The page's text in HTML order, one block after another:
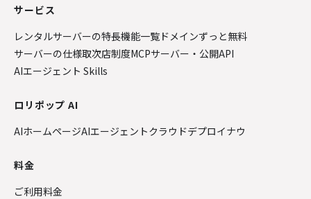
サービス
レンタルサーバーの特長機能一覧 ドメインずっと無料
サーバーの仕様取次店制度MCPサーバー・公開API
AIエージェント Skills
ロリポップ AI
AIホームページAIエージェントクラウドデプロイナウ
料金
ご利用料金